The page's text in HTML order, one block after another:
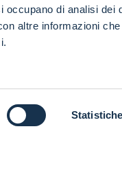
di analisi dei
altre informazioni
Statistiche